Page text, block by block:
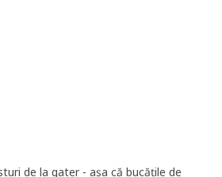
de la gater - așa că bucățile de